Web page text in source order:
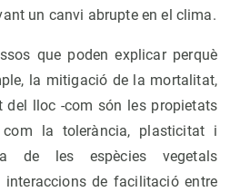
un canvi abrupte en el clima.
que poden explicar perquè
la mitigació de la mortalitat,
lloc -com són les propietats
la tolerància, plasticitat i
de les espècies vegetals
interaccions de facilitació entre